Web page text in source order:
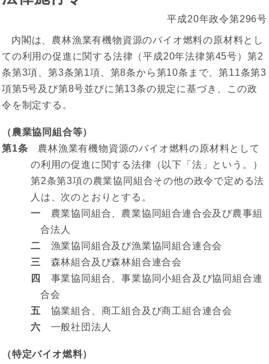
平成20年政令第296号
内閣は、農林漁業有機物資源のバイオ燃料の原材料とし
ての利用の促進に関する法律（平成20年法律第45号）第2
条第3項、第3条第1項、第8条から第10条まで、第11条第3
項第5号及び第8号並びに第13条の規定に基づき、この政
令を制定する。
（農業協同組合等）
第1条 農林漁業有機物資源のバイオ燃料の原材料として
の利用の促進に関する法律（以下「法」という。）
第2条第3項の農業協同組合その他の政令で定める法
人は、次のとおりとする。
一 農業協同組合、農業協同組合連合会及び農事組
合法人
二 漁業協同組合及び漁業協同組合連合会
三
森林組合及び森林組合連合会
四
事業協同組合、事業協同小組合及び協同組合連
合会
五 協業組合、商工組合及び商工組合連合会
六 一般社団法人
（特定バイオ燃料）